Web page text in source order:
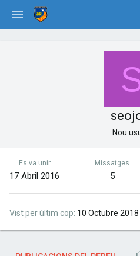
Nou
Es va unir
17 Abril 2016
Missatges
5
Vist per últim cop 10 Octubre 2018